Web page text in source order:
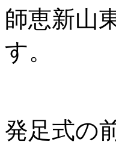
師恵新山
す。
発足式の